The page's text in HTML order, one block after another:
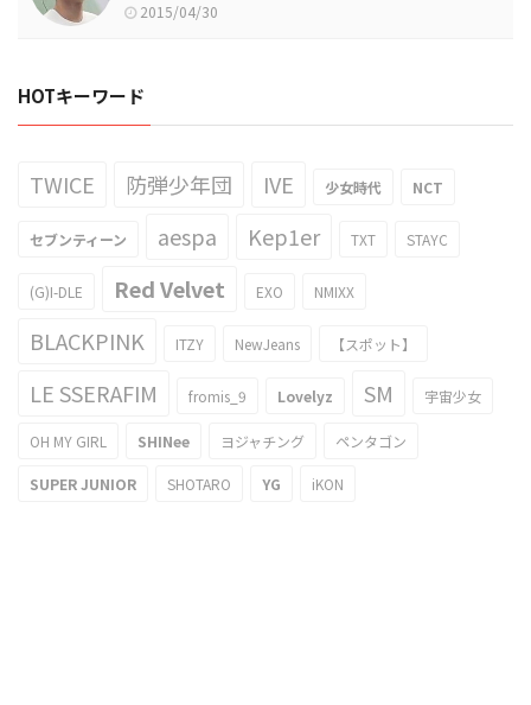
2015/04/30
HOTキーワード
TWICE 防弾少年団 IVE 少女時代 NCT
セブンティーン aespa Kep1er TXT STAYC
(G)I-DLE Red Velvet EXO NMIXX
BLACKPINK ITZY NewJeans 【スポット】
LE SSERAFIM fromis_9 Lovelyz SM 宇宙少女
OH MY GIRL SHINee ヨジャチング ペンタゴン
SUPER JUNIOR SHOTARO YG iKON